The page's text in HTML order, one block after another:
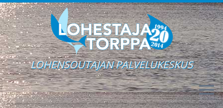
LOHENSOUTAJAN PALVELUKESKUS